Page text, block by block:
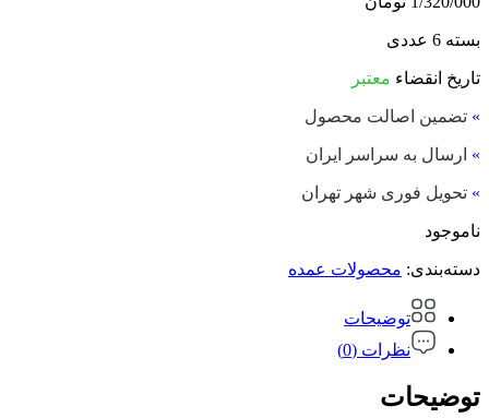
بسته 6 عددی
تاریخ انقضاء معتبر
» تضمین اصالت محصول
» ارسال به سراسر ایران
» تحویل فوری شهر تهران
ناموجود
دسته‌بندی: محصولات عمده
توضیحات
نظرات (0)
توضیحات